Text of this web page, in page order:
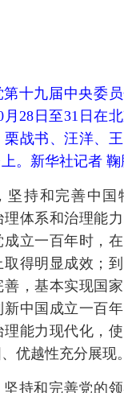
第十九届中央委
月28日至31日在
战书、汪洋、王
。新华社记者
坚持和完善中国
体系和治理能
立一百年时，
得明显成效；
，基本实现国
中国成立一百
能力现代化，
优越性充分展现。
持和完善党的